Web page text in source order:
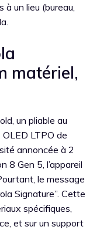
à un lieu (bureau,
matériel,
un pliable au
LTPO de
annoncée à 2
8 Gen 5, l’appareil
le message
Signature”. Cette
spécifiques,
et sur un support